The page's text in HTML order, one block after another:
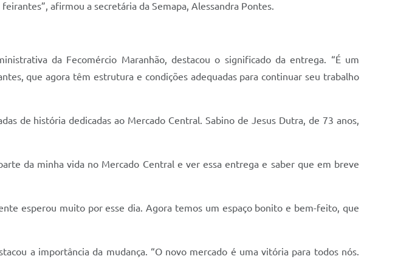
afirmou a secretária da Semapa, Alessandra Pontes.
da Fecomércio Maranhão, destacou o significado da entrega. “É um
que agora têm estrutura e condições adequadas para continuar seu trabalho
de história dedicadas ao Mercado Central. Sabino de Jesus Dutra, de 73 anos,
da minha vida no Mercado Central e ver essa entrega e saber que em breve
esperou muito por esse dia. Agora temos um espaço bonito e bem-feito, que
a importância da mudança. “O novo mercado é uma vitória para todos nós.